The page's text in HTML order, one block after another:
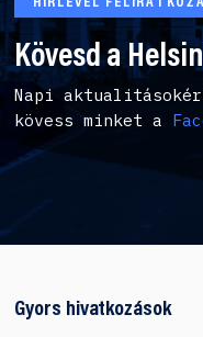
HÍRLEVÉL
Kövesd a
Napi
kövess minket a
Gyors hivatkozások